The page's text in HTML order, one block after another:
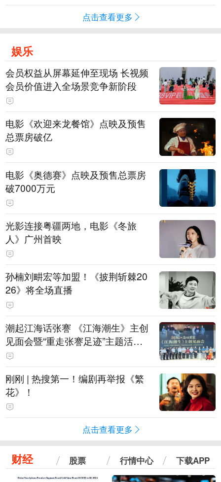
点击查看更多
娱乐
会员权益从屏幕延伸至现场 长视频
会员价值进入全场景竞争新阶段
电影《欢迎来龙餐馆》点映及预售
总票房破亿
电影《奥德赛》点映及预售总票房
破7000万元
光影连接粤疆两地，电影《冬旅
人》广州首映
孙楠刘畊宏等加盟！《披荆斩棘20
26》将全场直播
潮起江海话张謇 《江海潮生》主创
见面会暨“重走张謇足迹”主题活动
在南通举办
刚刚 | 热搜第一！编剧再举报《繁
花》！
点击查看更多
财经 股票 行情中心 下载APP